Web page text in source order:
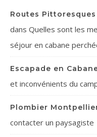
Routes
dans Quelles sont les
séjour en cabane
Escapade en
et inconvénients du
Plombier
contacter un paysagiste